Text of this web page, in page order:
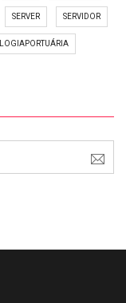
SERVER SERVIDOR